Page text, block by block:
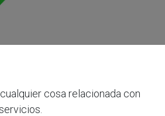
cosa relacionada con